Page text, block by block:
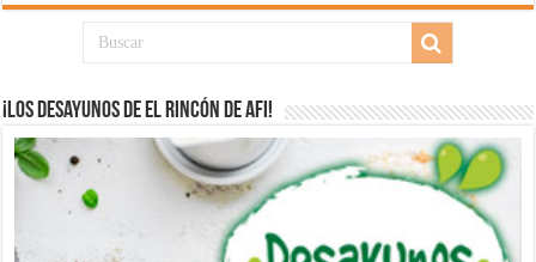
¡Los desayunos de El Rincón de Afi!